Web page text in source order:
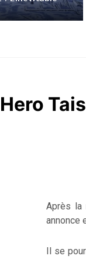
Netflix
Après la
annonce
Il se